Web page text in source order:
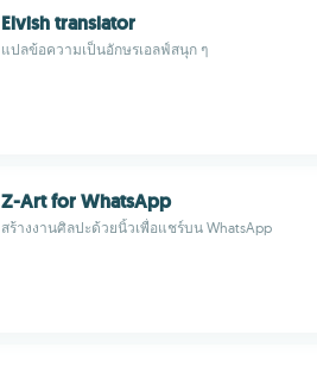
Elvish translator
แปลข้อความเป็นอักษรเอลฟ์สนุก ๆ
Z-Art for WhatsApp
สร้างงานศิลปะด้วยนิ้วเพื่อแชร์บน WhatsApp